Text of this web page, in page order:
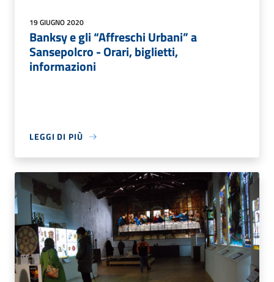
19 GIUGNO 2020
Banksy e gli “Affreschi Urbani” a
Sansepolcro - Orari, biglietti,
informazioni
LEGGI DI PIÙ